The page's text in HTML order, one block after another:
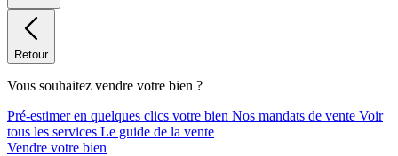
Retour
Vous souhaitez vendre votre bien ?
Pré-estimer en quelques clics votre bien Nos mandats de vente Voir
tous les services Le guide de la vente
Vendre votre bien